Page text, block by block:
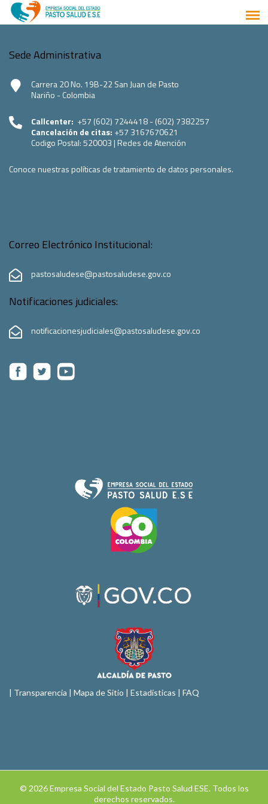
Sede Administrativa
Carrera 20 No. 19B-22 San Juan de Pasto
Nariño - Colombia
Callcenter: +57 (602) 7244418 - (602) 7382257
Cancelación de citas: +57 3167670621
Codigo Postal:520003 | Redes de Atención
Conoce nuestras políticas de tratamiento de datos personales.
Correo Electrónico Institucional:
pastosaludese@pastosaludese.gov.co
Notificaciones judiciales:
notificacionesjudiciales@pastosaludese.gov.co
| Transparencia | Mapa de Sitio | Estadísticas | FAQ
© 2026 Empresa Social del Estado Pasto Salud ESE. Todos los
derechos reservados.